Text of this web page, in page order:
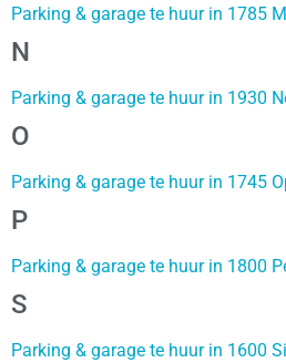
Parking & garage te huur in 1785
N
Parking & garage te huur in 1930
O
Parking & garage te huur in 1745
P
Parking & garage te huur in 1800
S
Parking & garage te huur in 1600